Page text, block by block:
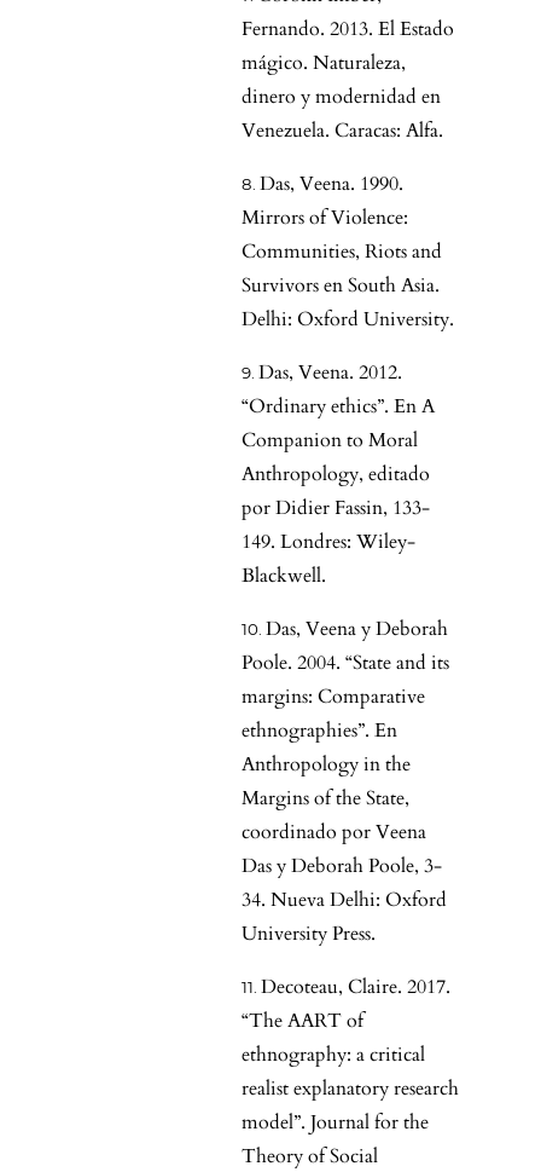
Fernando. 2013. El Estado
mágico. Naturaleza,
dinero y modernidad en
Venezuela. Caracas: Alfa.
Das, Veena. 1990.
Mirrors of Violence:
Communities, Riots and
Survivors en South Asia.
Delhi: Oxford University.
Das, Veena. 2012.
“Ordinary ethics”. En A
Companion to Moral
Anthropology, editado
por Didier Fassin, 133-
149. Londres: Wiley-
Blackwell.
Das, Veena y Deborah
Poole. 2004. “State and its
margins: Comparative
ethnographies”. En
Anthropology in the
Margins of the State,
coordinado por Veena
Das y Deborah Poole, 3-
34. Nueva Delhi: Oxford
University Press.
Decoteau, Claire. 2017.
“The AART of
ethnography: a critical
realist explanatory research
model”. Journal for the
Theory of Social